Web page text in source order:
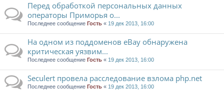
Перед обработкой персональных данных
операторы Приморья о...
Последнее сообщение Гость « 19 дек 2013, 16:00
На одном из поддоменов eBay обнаружена
критическая уязвим...
Последнее сообщение Гость « 19 дек 2013, 16:00
Seculert провела расследование взлома php.net
Последнее сообщение Гость « 19 дек 2013, 16:00